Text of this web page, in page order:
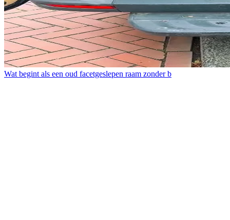
Wat begint als een oud facetgeslepen raam zonder b